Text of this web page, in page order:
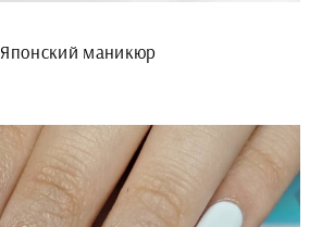
Японский маникюр